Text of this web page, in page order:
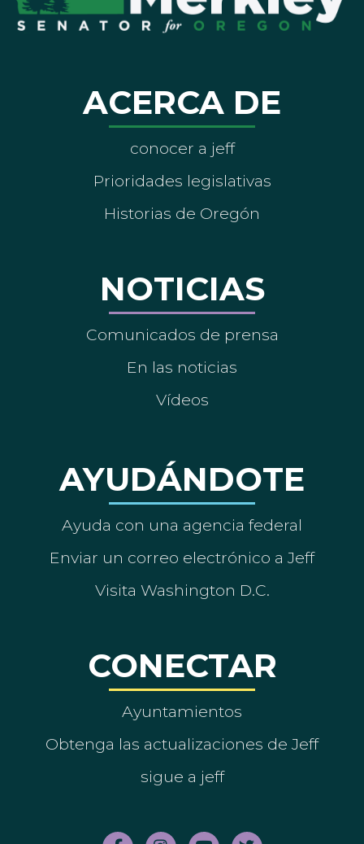
ACERCA DE
conocer a jeff
Prioridades legislativas
Historias de Oregón
NOTICIAS
Comunicados de prensa
En las noticias
Vídeos
AYUDÁNDOTE
Ayuda con una agencia federal
Enviar un correo electrónico a Jeff
Visita Washington D.C.
CONECTAR
Ayuntamientos
Obtenga las actualizaciones de Jeff
sigue a jeff